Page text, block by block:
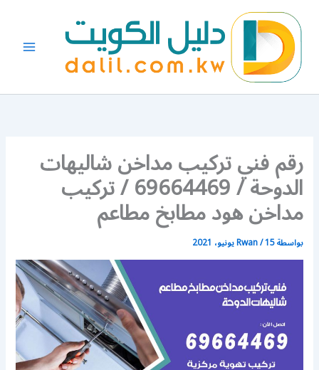
المحتوى
رقم فني تركيب مداخن شاليهات
الدوحة / 69664469 / تركيب
مداخن هود مطابخ مطاعم
بواسطة Rwan/15 يونيو، 2021